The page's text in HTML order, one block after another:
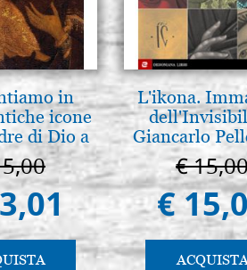
in
icone
di Dio a
e Suzdal
2019)
L'ikona.
Giancarlo
€
€